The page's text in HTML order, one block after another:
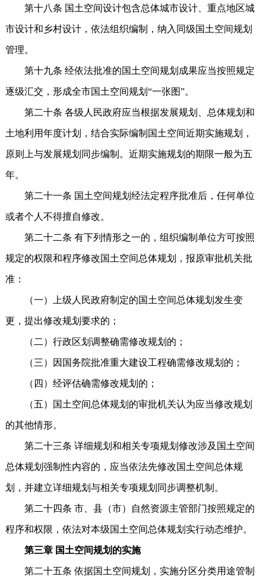
第十八条 国土空间设计包含总体城市设计、重点地区城
市设计和乡村设计，依法组织编制，纳入同级国土空间规划
管理。
第十九条 经依法批准的国土空间规划成果应当按照规定
逐级汇交，形成全市国土空间规划“一张图”。
第二十条 各级人民政府应当根据发展规划、总体规划和
土地利用年度计划，结合实际编制国土空间近期实施规划，
原则上与发展规划同步编制。近期实施规划的期限一般为五
年。
第二十一条 国土空间规划经法定程序批准后，任何单位
或者个人不得擅自修改。
第二十二条 有下列情形之一的，组织编制单位方可按照
规定的权限和程序修改国土空间总体规划，报原审批机关批
准：
（一）上级人民政府制定的国土空间总体规划发生变
更，提出修改规划要求的；
（二）行政区划调整确需修改规划的；
（三）因国务院批准重大建设工程确需修改规划的；
（四）经评估确需修改规划的；
（五）国土空间总体规划的审批机关认为应当修改规划
的其他情形。
第二十三条 详细规划和相关专项规划修改涉及国土空间
总体规划强制性内容的，应当依法先修改国土空间总体规
划，并建立详细规划与相关专项规划同步调整机制。
第二十四条 市、县（市）自然资源主管部门按照规定的
程序和权限，依法对本级国土空间总体规划实行动态维护。
第三章 国土空间规划的实施
第二十五条 依据国土空间规划，实施分区分类用途管制